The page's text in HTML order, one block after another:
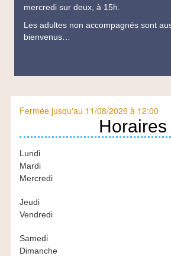
mercredi sur deux, à 15h.
Les adultes non accompagnés sont
bienvenus…
En
bref
Fermée jusqu'au 11/08/2026 à 12:00
Horaires
Lundi
Mardi
Mercredi
Jeudi
Vendredi
Samedi
Dimanche